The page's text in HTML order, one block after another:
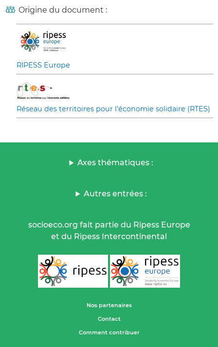
Origine du document :
RIPESS Europe
Réseau des territoires pour l’économie solidaire (RTES)
Axes thématiques :
Autres entrées :
socioeco.org fait partie du Ripess Europe
et du Ripess Intercontinental
Nos partenaires
Contact
Comment contribuer